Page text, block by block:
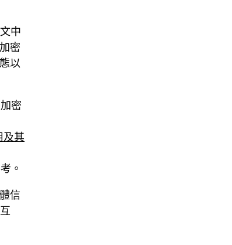
中
密
以
密
及其
。
信